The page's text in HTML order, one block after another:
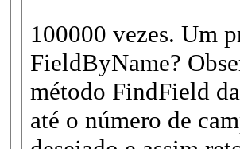
100000 vezes. Um
FieldByName?
método FindField
até o número de